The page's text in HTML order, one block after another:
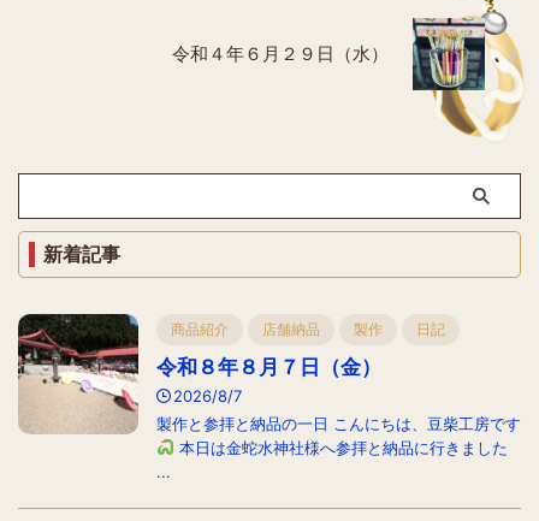
令和４年６月２９日（水）
新着記事
商品紹介 店舗納品 製作 日記
令和８年８月７日（金）
2026/8/7
製作と参拝と納品の一日 こんにちは、豆柴工房です
本日は金蛇水神社様へ参拝と納品に行きました
...